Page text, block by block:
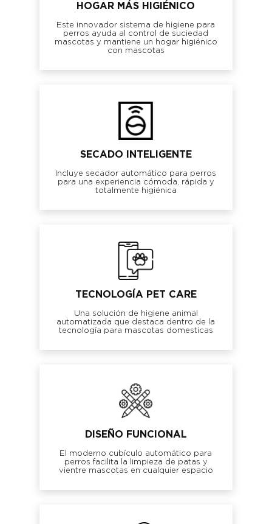
HOGAR MÁS HIGIÉNICO
Este innovador sistema de higiene para
perros ayuda al control de suciedad
mascotas y mantiene un hogar higiénico
con mascotas
SECADO INTELIGENTE
Incluye secador automático para perros
para una experiencia cómoda, rápida y
totalmente higiénica
TECNOLOGÍA PET CARE
Una solución de higiene animal
automatizada que destaca dentro de la
tecnología para mascotas domesticas
DISEÑO FUNCIONAL
El moderno cubículo automático para
perros facilita la limpieza de patas y
vientre mascotas en cualquier espacio